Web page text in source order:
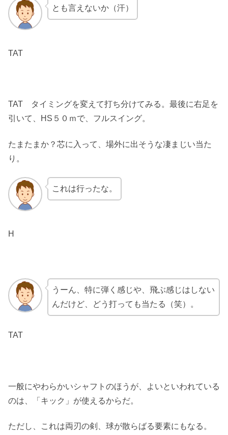
とも言えないか（汗）
TAT
TAT タイミングを変えて打ち分けてみる。最後に右足を
引いて、HS５０ｍで、フルスイング。
たまたまか？芯に入って、場外に出そうな凄まじい当た
り。
これは行ったな。
H
うーん、特に弾く感じや、飛ぶ感じはしない
んだけど、どう打っても当たる（笑）。
TAT
一般にやわらかいシャフトのほうが、よいといわれている
のは、「キック」が使えるからだ。
ただし、これは両刃の剣、球が散らばる要素にもなる。